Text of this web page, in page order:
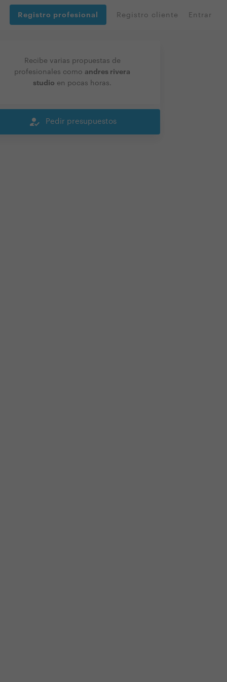
Registro profesional Registro cliente Entrar
Recibe varias propuestas de
profesionales como andres rivera
studio en pocas horas.
how_to_reg Pedir presupuestos